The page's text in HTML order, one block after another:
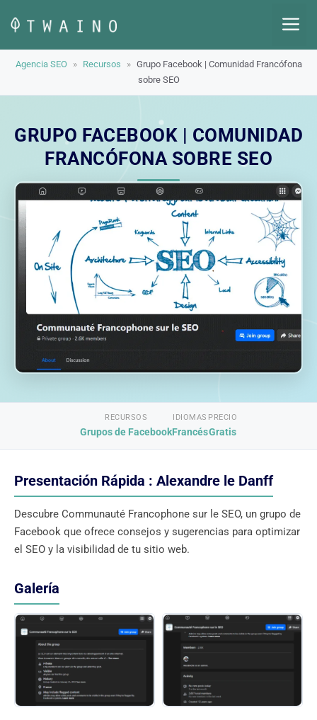
contenido
Agencia SEO » Recursos » Grupo Facebook | Comunidad Francófona
sobre SEO
GRUPO FACEBOOK | COMUNIDAD
FRANCÓFONA SOBRE SEO
RECURSOS
Grupos de Facebook
IDIOMAS
Francés
PRECIO
Gratis
Presentación Rápida : Alexandre le Danff
Descubre Communauté Francophone sur le SEO, un grupo de
Facebook que ofrece consejos y sugerencias para optimizar
el SEO y la visibilidad de tu sitio web.
Galería